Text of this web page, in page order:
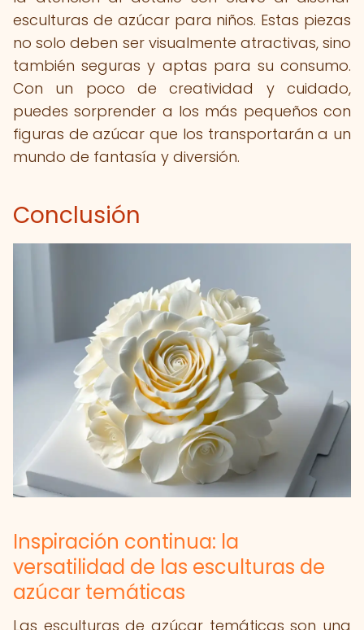
esculturas de azúcar para niños. Estas piezas
no solo deben ser visualmente atractivas, sino
también seguras y aptas para su consumo.
Con un poco de creatividad y cuidado,
puedes sorprender a los más pequeños con
figuras de azúcar que los transportarán a un
mundo de fantasía y diversión.
Conclusión
Inspiración continua: la
versatilidad de las esculturas de
azúcar temáticas
Las esculturas de azúcar temáticas son una